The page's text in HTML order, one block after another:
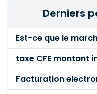
Derniers
taxe CFE montant
Facturation